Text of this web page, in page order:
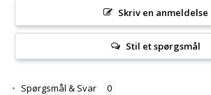
Skriv en anmeldelse
Stil et spørgsmål
Spørgsmål & Svar